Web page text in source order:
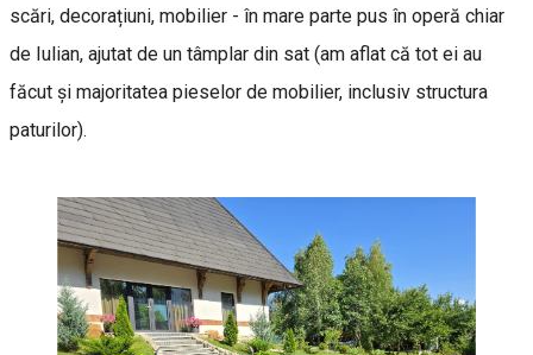
scări, decorațiuni, mobilier - în mare parte pus în operă chiar
de Iulian, ajutat de un tâmplar din sat (am aflat că tot ei au
făcut și majoritatea pieselor de mobilier, inclusiv structura
paturilor).